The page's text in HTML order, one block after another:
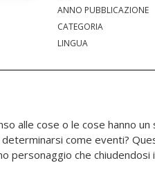
ANNO PUBBLICAZIONE
CATEGORIA
LINGUA
alle cose o le cose hanno un
come eventi?
personaggio che chiudendosi
di non uscirne fino a